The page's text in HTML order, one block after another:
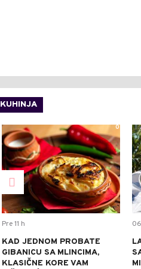
KUHINJA
0
Pre 11 h
KAD JEDNOM PROBATE
GIBANICU SA MLINCIMA,
KLASIČNE KORE VAM